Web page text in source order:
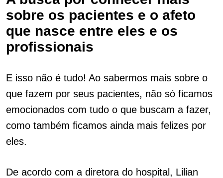
sobre os pacientes e o afeto
que nasce entre eles e os
profissionais
E isso não é tudo! Ao sabermos mais sobre o
que fazem por seus pacientes, não só ficamos
emocionados com tudo o que buscam a fazer,
como também ficamos ainda mais felizes por
eles.
De acordo com a diretora do hospital, Lilian